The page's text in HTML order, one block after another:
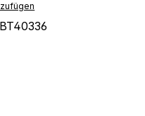
BT40336